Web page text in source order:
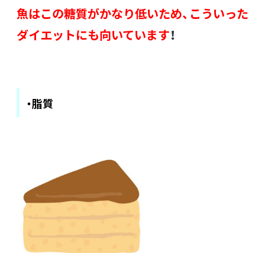
魚はこの糖質がかなり低いため、こういった
ダイエットにも向いています！
・脂質